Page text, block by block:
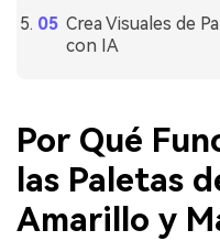
Crea Visuales de
con IA
Por Qué
las Paletas
Amarillo y